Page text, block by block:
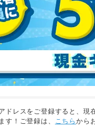
ドレスをご登録すると、現
す！ご登録は、 こちらから